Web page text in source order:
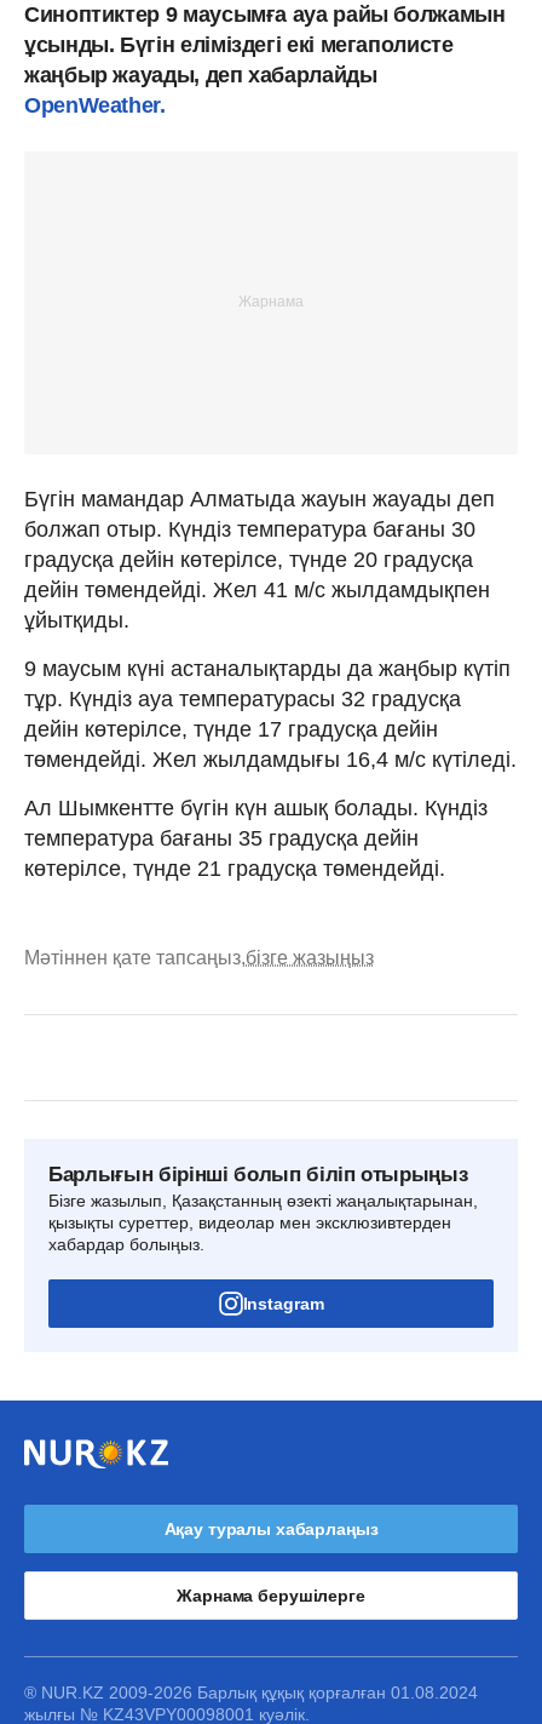
Синоптиктер 9 маусымға ауа райы болжамын
ұсынды. Бүгін еліміздегі екі мегаполисте
жаңбыр жауады, деп хабарлайды
OpenWeather.
Бүгін мамандар Алматыда жауын жауады деп
болжап отыр. Күндіз температура бағаны 30
градусқа дейін көтерілсе, түнде 20 градусқа
дейін төмендейді. Жел 41 м/с жылдамдықпен
ұйытқиды.
9 маусым күні астаналықтарды да жаңбыр күтіп
тұр. Күндіз ауа температурасы 32 градусқа
дейін көтерілсе, түнде 17 градусқа дейін
төмендейді. Жел жылдамдығы 16,4 м/с күтіледі.
Ал Шымкентте бүгін күн ашық болады. Күндіз
температура бағаны 35 градусқа дейін
көтерілсе, түнде 21 градусқа төмендейді.
Мәтіннен қате тапсаңыз,бізге жазыңыз
Барлығын бірінші болып біліп отырыңыз
Бізге жазылып, Қазақстанның өзекті жаңалықтарынан,
қызықты суреттер, видеолар мен эксклюзивтерден
хабардар болыңыз.
Instagram
Ақау туралы хабарлаңыз
Жарнама берушілерге
® NUR.KZ 2009-2026 Барлық құқық қорғалған 01.08.2024
жылғы № KZ43VPY00098001 куәлік.